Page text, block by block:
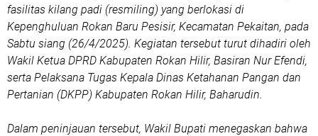
fasilitas kilang padi (resmiling) yang berlokasi di
Kepenghuluan Rokan Baru Pesisir, Kecamatan Pekaitan, pada
Sabtu siang (26/4/2025). Kegiatan tersebut turut dihadiri oleh
Wakil Ketua DPRD Kabupaten Rokan Hilir, Basiran Nur Efendi,
serta Pelaksana Tugas Kepala Dinas Ketahanan Pangan dan
Pertanian (DKPP) Kabupaten Rokan Hilir, Baharudin.
Dalam peninjauan tersebut, Wakil Bupati menegaskan bahwa